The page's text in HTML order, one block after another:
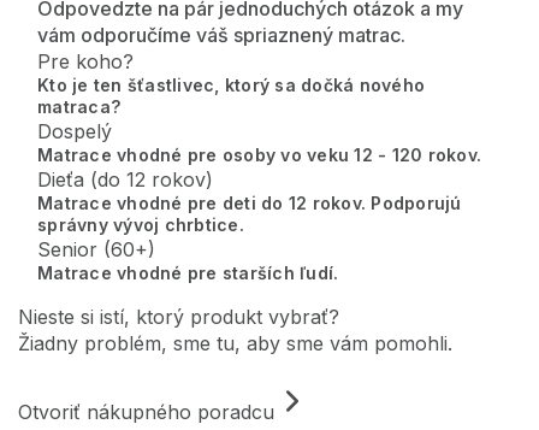
Odpovedzte na pár jednoduchých otázok a my
vám odporučíme váš spriaznený matrac.
Pre koho?
Kto je ten šťastlivec, ktorý sa dočká nového
matraca?
Dospelý
Matrace vhodné pre osoby vo veku 12 - 120 rokov.
Dieťa (do 12 rokov)
Matrace vhodné pre deti do 12 rokov. Podporujú
správny vývoj chrbtice.
Senior (60+)
Matrace vhodné pre starších ľudí.
Nieste si istí, ktorý produkt vybrať?
Žiadny problém, sme tu, aby sme vám pomohli.
Otvoriť nákupného poradcu